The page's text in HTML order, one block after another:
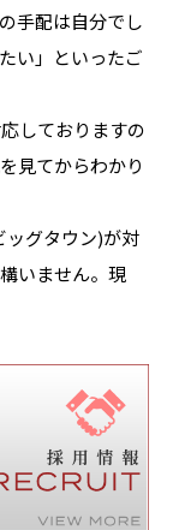
手配は自分でし
い」といったご
しておりますの
見てからわかり
ッグタウン)が対
いません。現